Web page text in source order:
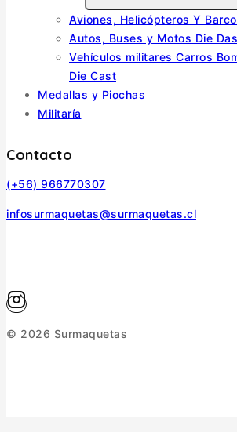
Aviones, Helicópteros Y
Autos, Buses y Motos Die
Vehículos militares Carros
Die Cast
Medallas y Piochas
Militaría
Contacto
(+56) 966770307
infosurmaquetas@surmaquetas.cl
© 2026 Surmaquetas